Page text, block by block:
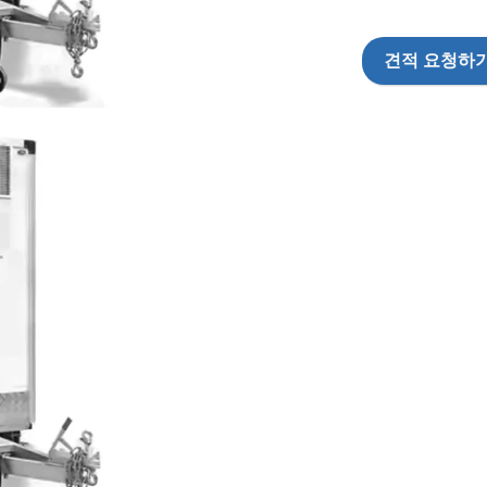
견적 요청하